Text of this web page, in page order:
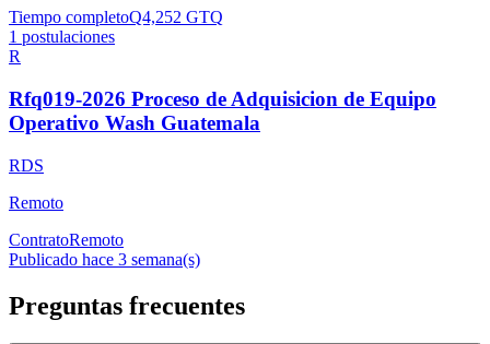
Tiempo completoQ4,252 GTQ
1 postulaciones
R
Rfq019-2026 Proceso de Adquisicion de Equipo
Operativo Wash Guatemala
RDS
Remoto
ContratoRemoto
Publicado hace 3 semana(s)
Preguntas frecuentes